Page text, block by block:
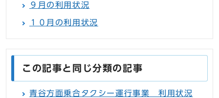
９月の利用状況
１０月の利用状況
この記事と同じ分類の記事
青谷方面乗合タクシー運行事業 利用状況